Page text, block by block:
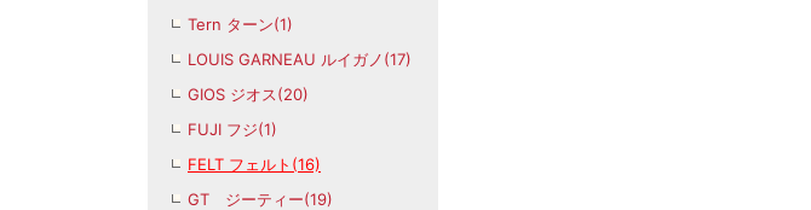
Tern ターン(1)
LOUIS GARNEAU ルイガノ(17)
GIOS ジオス(20)
FUJI フジ(1)
FELT フェルト(16)
GT ジーティー(19)